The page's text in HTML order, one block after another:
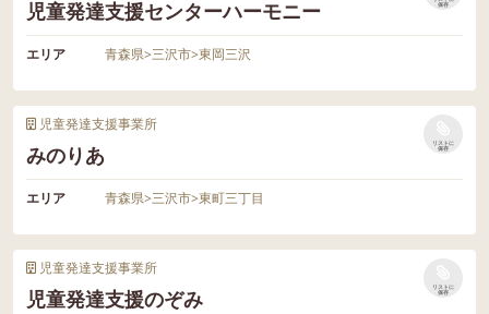
児童発達支援センターハーモニー
保存
エリア 青森県>三沢市>東岡三沢
児童発達支援事業所
みのりあ
リストに
保存
エリア 青森県>三沢市>東町三丁目
児童発達支援事業所
児童発達支援のぞみ
リストに
保存